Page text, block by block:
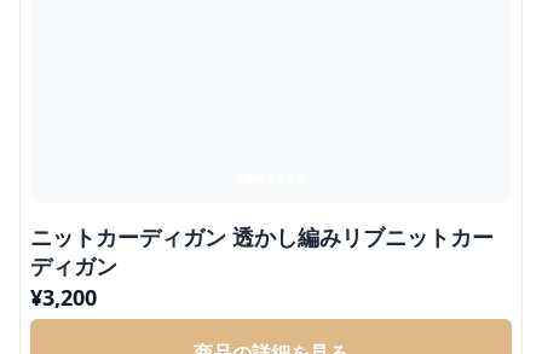
ニットカーディガン 透かし編みリブニットカー
ディガン
¥3,200